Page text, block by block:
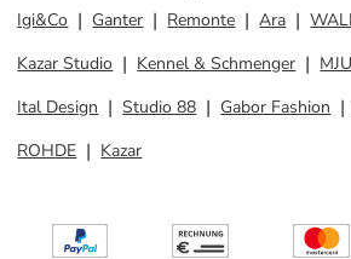
Igi&Co
Ganter Remonte Ara
Kazar Studio
Kennel & Schmenger
Ital Design
Studio 88 Gabor Fashion
ROHDE
Kazar